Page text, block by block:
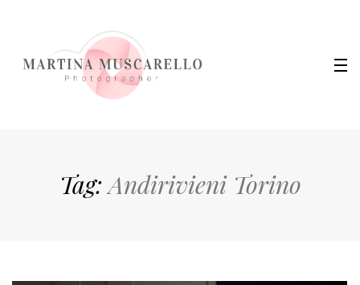
Tag:Andirivieni Torino